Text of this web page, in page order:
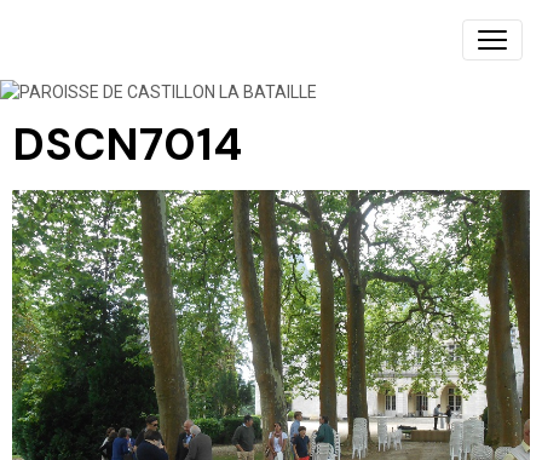
PAROISSE DE CASTILLON LA BATAILLE
DSCN7014